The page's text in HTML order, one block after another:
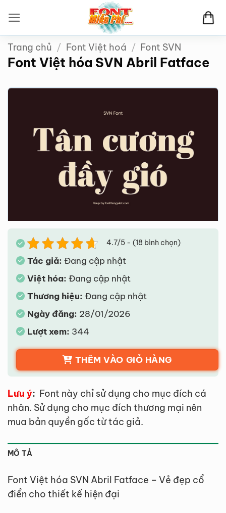
qua
nội
dung
Trang chủ / Font Việt hoá / Font SVN
Font Việt hóa SVN Abril Fatface
4.7/5 - (18 bình chọn)
Tác giả: Đang cập nhật
Việt hóa: Đang cập nhật
Thương hiệu: Đang cập nhật
Ngày đăng: 28/01/2026
Lượt xem: 344
THÊM VÀO GIỎ HÀNG
Lưu ý: Font này chỉ sử dụng cho mục đích cá
nhân. Sử dụng cho mục đích thương mại nên
mua bản quyền gốc từ tác giả.
MÔ TẢ
Font Việt hóa SVN Abril Fatface – Vẻ đẹp cổ
điển cho thiết kế hiện đại